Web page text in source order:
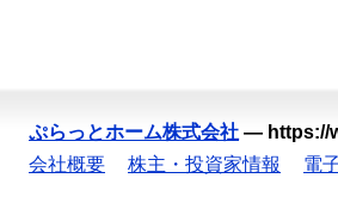
ぷらっとホーム株式会社 — https://
会社概要
株主・投資家情報 電